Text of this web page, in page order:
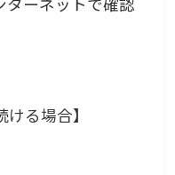
る場合】